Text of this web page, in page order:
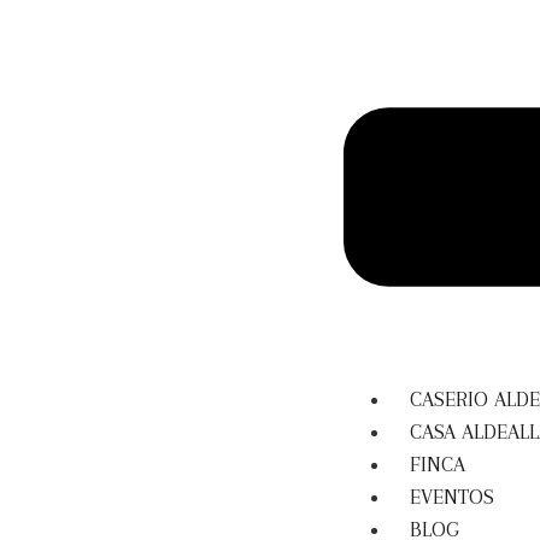
CASERIO
CASA
FINCA
EVENTOS
BLOG